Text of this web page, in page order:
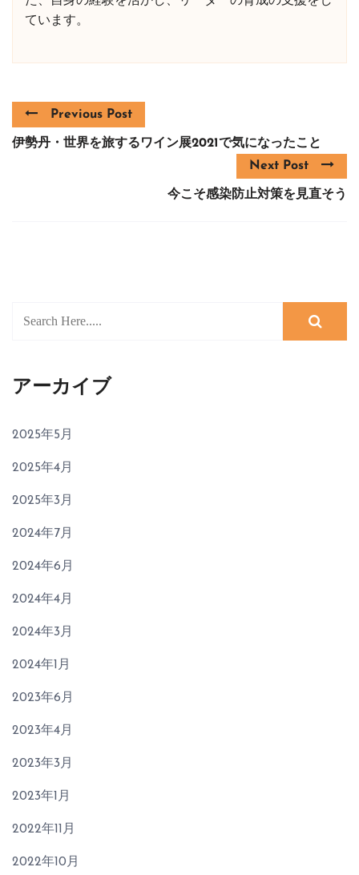
ています。
Previous Post
伊勢丹・世界を旅するワイン展2021で気になったこと
Next Post
今こそ感染防止対策を見直そう
アーカイブ
2025年5月
2025年4月
2025年3月
2024年7月
2024年6月
2024年4月
2024年3月
2024年1月
2023年6月
2023年4月
2023年3月
2023年1月
2022年11月
2022年10月